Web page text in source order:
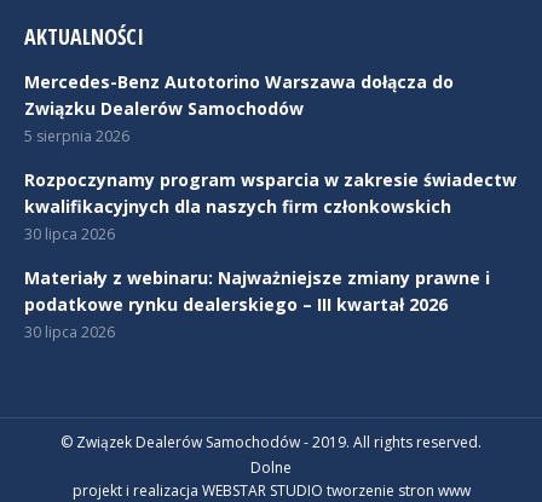
AKTUALNOŚCI
Mercedes-Benz Autotorino Warszawa dołącza do
Związku Dealerów Samochodów
5 sierpnia 2026
Rozpoczynamy program wsparcia w zakresie świadectw
kwalifikacyjnych dla naszych firm członkowskich
30 lipca 2026
Materiały z webinaru: Najważniejsze zmiany prawne i
podatkowe rynku dealerskiego – III kwartał 2026
30 lipca 2026
© Związek Dealerów Samochodów - 2019. All rights reserved.
Dolne
projekt i realizacja WEBSTAR STUDIO tworzenie stron www